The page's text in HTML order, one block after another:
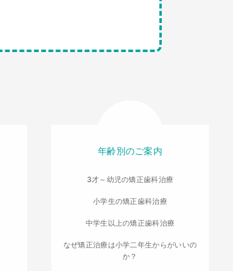
年齢別のご案内
3才～幼児の矯正歯科治療
小学生の矯正歯科治療
中学生以上の矯正歯科治療
なぜ矯正治療は小学二年生からがいいの
か？